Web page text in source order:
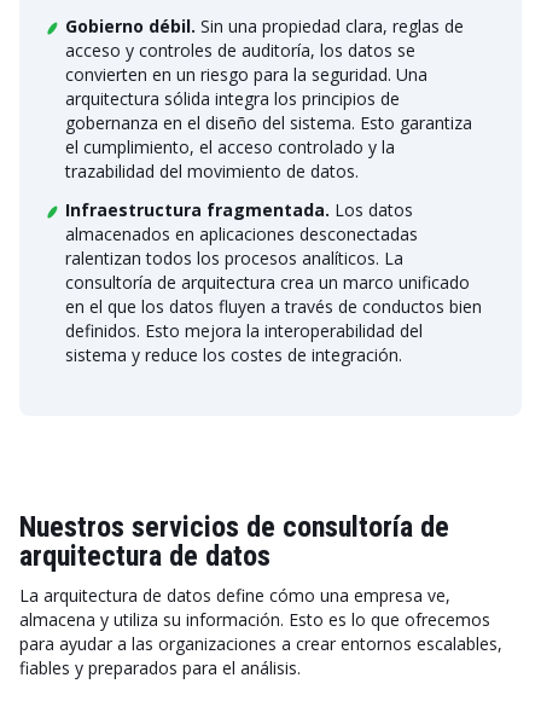
Gobierno débil. Sin una propiedad clara, reglas de
acceso y controles de auditoría, los datos se
convierten en un riesgo para la seguridad. Una
arquitectura sólida integra los principios de
gobernanza en el diseño del sistema. Esto garantiza
el cumplimiento, el acceso controlado y la
trazabilidad del movimiento de datos.
Infraestructura fragmentada. Los datos
almacenados en aplicaciones desconectadas
ralentizan todos los procesos analíticos. La
consultoría de arquitectura crea un marco unificado
en el que los datos fluyen a través de conductos bien
definidos. Esto mejora la interoperabilidad del
sistema y reduce los costes de integración.
Nuestros servicios de consultoría de
arquitectura de datos
La arquitectura de datos define cómo una empresa ve,
almacena y utiliza su información. Esto es lo que ofrecemos
para ayudar a las organizaciones a crear entornos escalables,
fiables y preparados para el análisis.